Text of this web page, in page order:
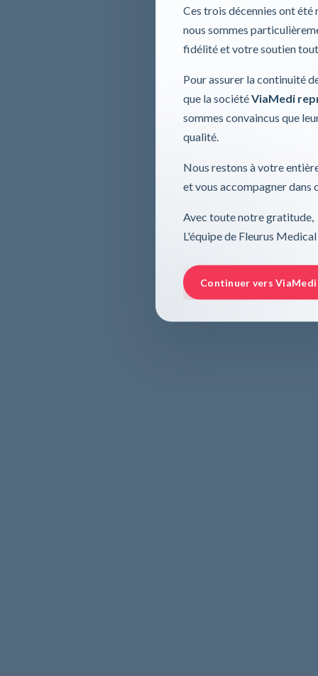
Ces trois décennies ont
nous sommes
fidélité et votre soutien
Pour assurer la continuité
que la sociétéViaMedi
sommes convaincus que
qualité.
Nous restons à votre
et vous accompagner dans
Avec toute notre gratitude,
L'équipe de Fleurus Medical
Continuer vers ViaMedi